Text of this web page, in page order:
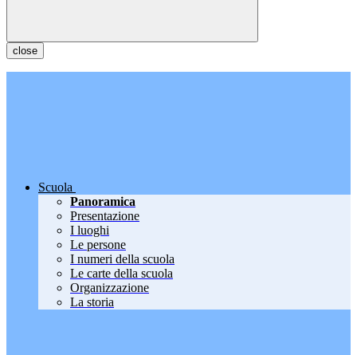
close
Scuola
Panoramica
Presentazione
I luoghi
Le persone
I numeri della scuola
Le carte della scuola
Organizzazione
La storia